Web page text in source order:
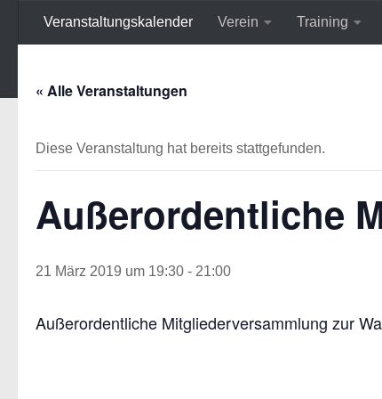
Zum Inhalt springen
Veranstaltungskalender Verein Training
« Alle Veranstaltungen
Diese Veranstaltung hat bereits stattgefunden.
Außerordentliche
21 März 2019 um 19:30 - 21:00
Außerordentliche Mitgliederversammlung zur